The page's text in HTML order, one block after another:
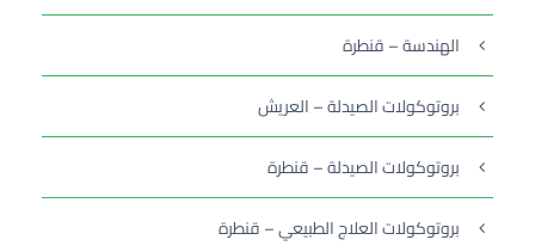
الهندسة – قنطرة
بروتوكولات الصيدلة – العريش
بروتوكولات الصيدلة – قنطرة
بروتوكولات العلاج الطبيعي – قنطرة